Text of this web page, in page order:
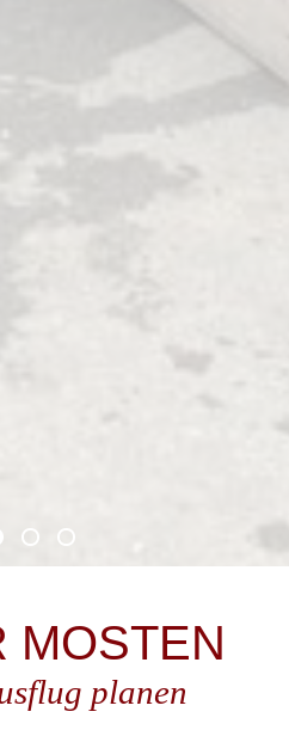
MOSTEN
planen